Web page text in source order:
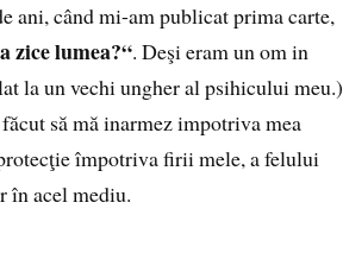
ani, când mi-am publicat prima carte,
zice lumea?“. Deşi eram un om in
la un vechi ungher al psihicului meu.)
să mă inarmez impotriva mea
împotriva firii mele, a felului
în acel mediu.